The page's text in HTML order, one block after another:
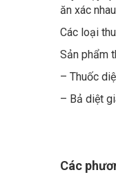
ăn xác
Các loại
Sản phẩm
– Thuốc
– Bả diệt
Các